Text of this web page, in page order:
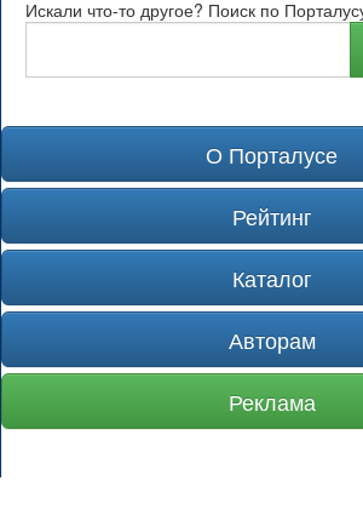
Искали что-то другое? Поиск по
О Порталусе
Рейтинг
Каталог
Авторам
Реклама